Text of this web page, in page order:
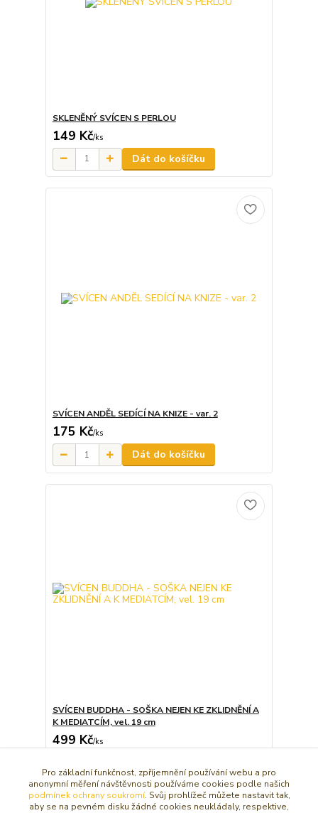
SKLENĚNÝ SVÍCEN S PERLOU
149 Kč/ks
Dát do košíčku
SVÍCEN ANDĚL SEDÍCÍ NA KNIZE - var. 2
175 Kč/ks
Dát do košíčku
SVÍCEN BUDDHA - SOŠKA NEJEN KE ZKLIDNĚNÍ A
K MEDIATCÍM, vel. 19 cm
499 Kč/ks
strana z 1
Pro základní funkčnost, zpříjemnění používání webu a pro
anonymní měření návštěvnosti používáme cookies podle našich
podmínek ochrany soukromí. Svůj prohlížeč můžete nastavit tak,
aby se na pevném disku žádné cookies neukládaly, respektive,